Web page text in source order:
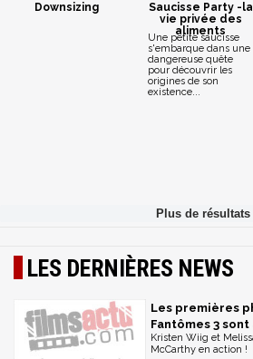
Downsizing
Saucisse Party -la
vie privée des
aliments
Une petite saucisse
s'embarque dans une
dangereuse quête
pour découvrir les
origines de son
existence...
LES DERNIÈRES NEWS
Les premières
Fantômes 3
Kristen Wiig et
McCarthy en action !